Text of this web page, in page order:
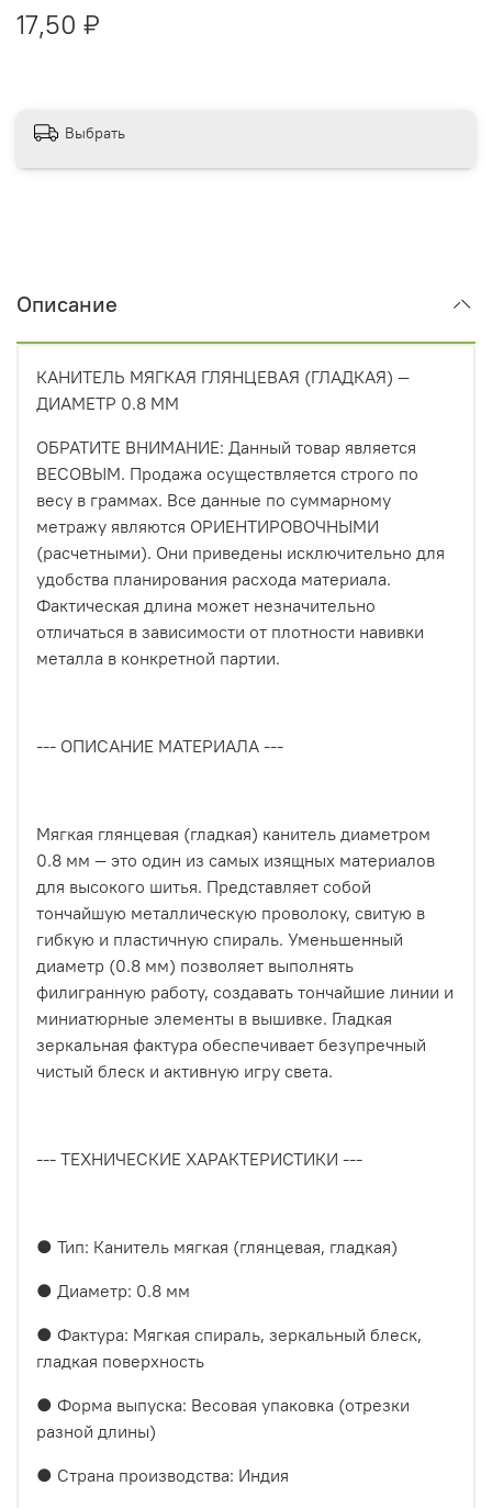
17,50 ₽
Выбрать
Описание
КАНИТЕЛЬ МЯГКАЯ ГЛЯНЦЕВАЯ (ГЛАДКАЯ) —
ДИАМЕТР 0.8 ММ
ОБРАТИТЕ ВНИМАНИЕ: Данный товар является
ВЕСОВЫМ. Продажа осуществляется строго по
весу в граммах. Все данные по суммарному
метражу являются ОРИЕНТИРОВОЧНЫМИ
(расчетными). Они приведены исключительно для
удобства планирования расхода материала.
Фактическая длина может незначительно
отличаться в зависимости от плотности навивки
металла в конкретной партии.
--- ОПИСАНИЕ МАТЕРИАЛА ---
Мягкая глянцевая (гладкая) канитель диаметром
0.8 мм — это один из самых изящных материалов
для высокого шитья. Представляет собой
тончайшую металлическую проволоку, свитую в
гибкую и пластичную спираль. Уменьшенный
диаметр (0.8 мм) позволяет выполнять
филигранную работу, создавать тончайшие линии и
миниатюрные элементы в вышивке. Гладкая
зеркальная фактура обеспечивает безупречный
чистый блеск и активную игру света.
--- ТЕХНИЧЕСКИЕ ХАРАКТЕРИСТИКИ ---
● Тип: Канитель мягкая (глянцевая, гладкая)
● Диаметр: 0.8 мм
● Фактура: Мягкая спираль, зеркальный блеск,
гладкая поверхность
● Форма выпуска: Весовая упаковка (отрезки
разной длины)
● Страна производства: Индия